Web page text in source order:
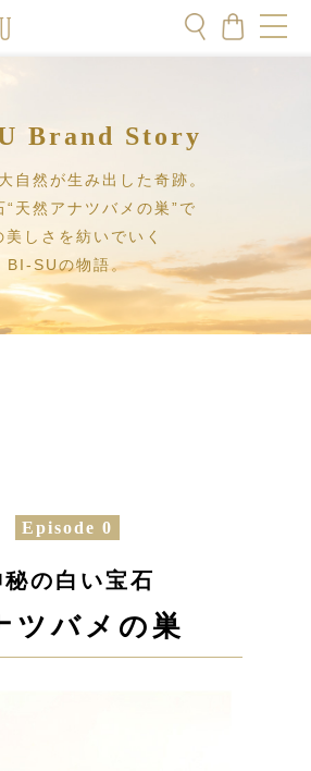
Brand Story
自然が生み出した奇跡。
“天然アナツバメの巣”で
美しさを紡いでいく
BI-SUの物語。
Episode 0
秘の白い宝石
ツバメの巣